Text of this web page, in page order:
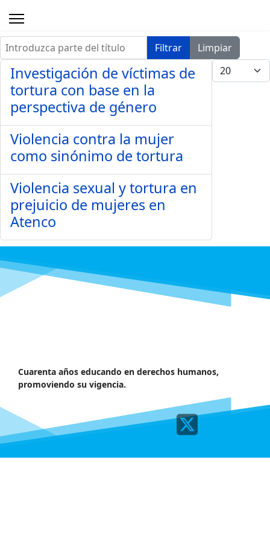
Introduzca parte del título Filtrar
Limpiar
Cantidad a
Investigación de víctimas de
tortura con base en la
perspectiva de género
Violencia contra la mujer
como sinónimo de tortura
Violencia sexual y tortura en
prejuicio de mujeres en
Atenco
Cuarenta años educando en derechos humanos,
promoviendo su vigencia.